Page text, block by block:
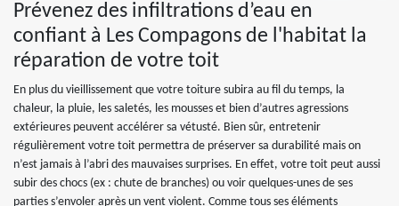
Prévenez des infiltrations d’eau en
confiant à Les Compagons de l'habitat la
réparation de votre toit
En plus du vieillissement que votre toiture subira au fil du temps, la
chaleur, la pluie, les saletés, les mousses et bien d’autres agressions
extérieures peuvent accélérer sa vétusté. Bien sûr, entretenir
régulièrement votre toit permettra de préserver sa durabilité mais on
n’est jamais à l’abri des mauvaises surprises. En effet, votre toit peut aussi
subir des chocs (ex : chute de branches) ou voir quelques-unes de ses
parties s’envoler après un vent violent. Comme tous ses éléments